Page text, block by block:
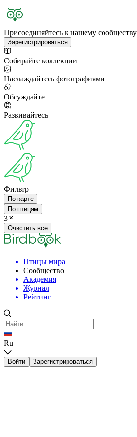
Присоединяйтесь к нашему сообществу
Зарегистрироваться
Собирайте коллекции
Наслаждайтесь фотографиями
Обсуждайте
Развивайтесь
Фильтр
По карте
По птицам
3
Очистить все
Птицы мира
Сообщество
Академия
Журнал
Рейтинг
Ru
Войти Зарегистрироваться